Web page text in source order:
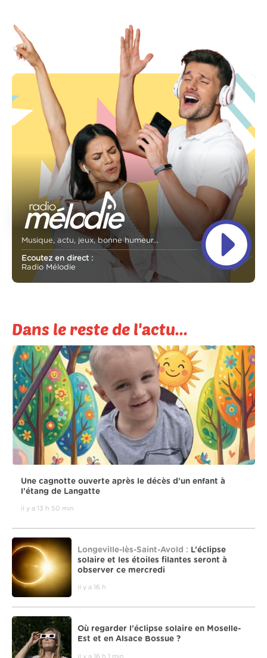
Musique, actu, jeux, bonne humeur...
Ecoutez en direct :
Radio Mélodie
Dans le reste de l'actu...
Une cagnotte ouverte après le décès d’un enfant à
l’étang de Langatte
il y a 13 h 50 min
Longeville-lès-Saint-Avold : L’éclipse
solaire et les étoiles filantes seront à
observer ce mercredi
il y a 16 h
Où regarder l’éclipse solaire en Moselle-
Est et en Alsace Bossue ?
il y a 16 h 1 min